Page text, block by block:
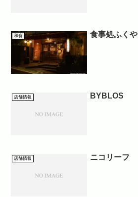
和食 食事処ふくや
店舗情報 BYBLOS
店舗情報 ニコリーフ